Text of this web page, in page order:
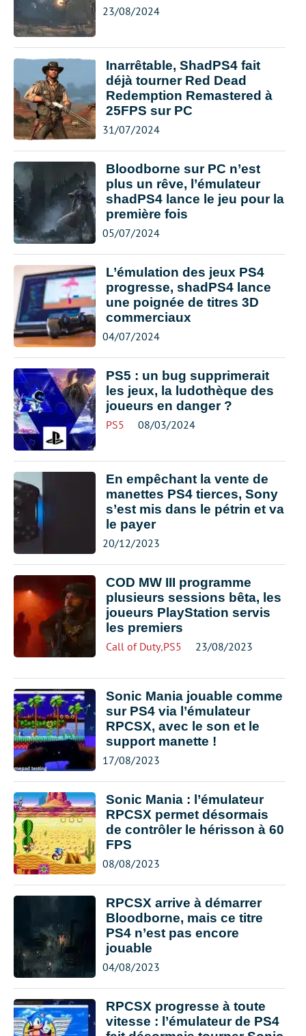
23/08/2024
Inarrêtable, ShadPS4 fait
déjà tourner Red Dead
Redemption Remastered à
25FPS sur PC
31/07/2024
Bloodborne sur PC n’est
plus un rêve, l’émulateur
shadPS4 lance le jeu pour la
première fois
05/07/2024
L’émulation des jeux PS4
progresse, shadPS4 lance
une poignée de titres 3D
commerciaux
04/07/2024
PS5 : un bug supprimerait
les jeux, la ludothèque des
joueurs en danger ?
PS5 08/03/2024
En empêchant la vente de
manettes PS4 tierces, Sony
s’est mis dans le pétrin et va
le payer
20/12/2023
COD MW III programme
plusieurs sessions bêta, les
joueurs PlayStation servis
les premiers
Call of Duty,PS5 23/08/2023
Sonic Mania jouable comme
sur PS4 via l’émulateur
RPCSX, avec le son et le
support manette !
17/08/2023
Sonic Mania : l’émulateur
RPCSX permet désormais
de contrôler le hérisson à 60
FPS
08/08/2023
RPCSX arrive à démarrer
Bloodborne, mais ce titre
PS4 n’est pas encore
jouable
04/08/2023
RPCSX progresse à toute
vitesse : l’émulateur de PS4